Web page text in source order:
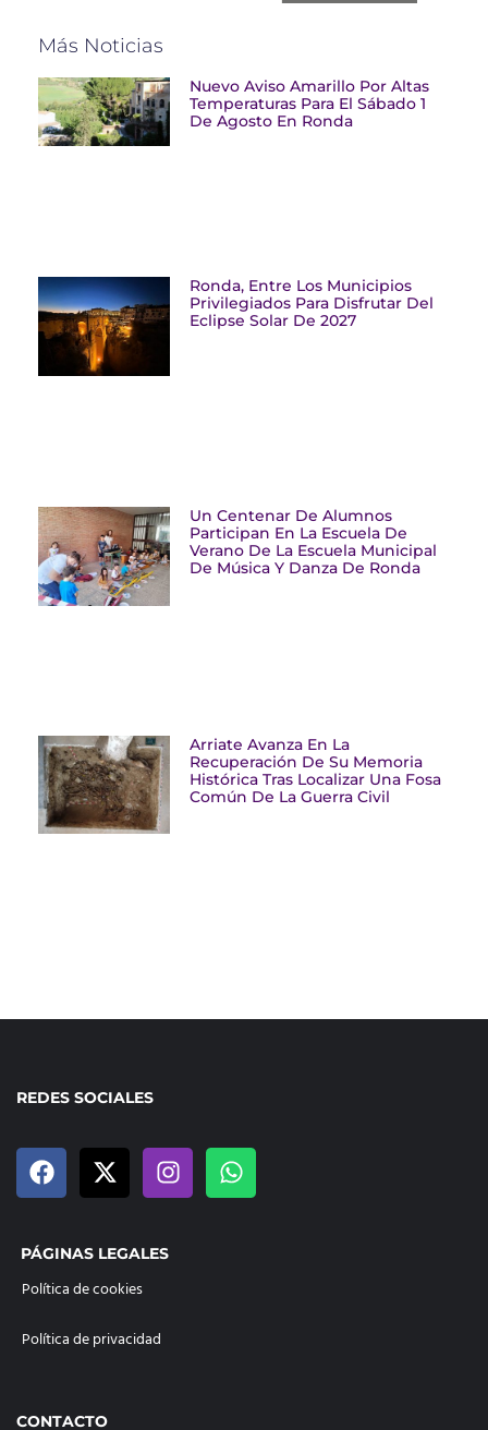
Más Noticias
Nuevo Aviso Amarillo Por Altas
Temperaturas Para El Sábado 1
De Agosto En Ronda
Ronda, Entre Los Municipios
Privilegiados Para Disfrutar Del
Eclipse Solar De 2027
Un Centenar De Alumnos
Participan En La Escuela De
Verano De La Escuela Municipal
De Música Y Danza De Ronda
Arriate Avanza En La
Recuperación De Su Memoria
Histórica Tras Localizar Una Fosa
Común De La Guerra Civil
REDES SOCIALES
PÁGINAS LEGALES
Política de cookies
Política de privacidad
CONTACTO